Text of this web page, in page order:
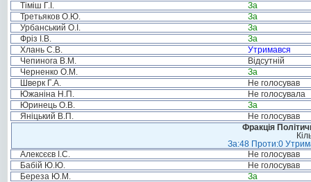
Тіміш Г.І.
За
Третьяков О.Ю.
За
Урбанський О.І.
За
Фріз І.В.
За
Хлань С.В.
Утримався
Чепинога В.М.
Відсутній
Черненко О.М.
За
Шверк Г.А.
Не голосував
Южаніна Н.П.
Не голосувала
Юринець О.В.
За
Яніцький В.П.
Не голосував
Фракція
За:48 Проти:0
Алексєєв І.С.
Не голосував
Бабій Ю.Ю.
Не голосував
Береза Ю.М.
За